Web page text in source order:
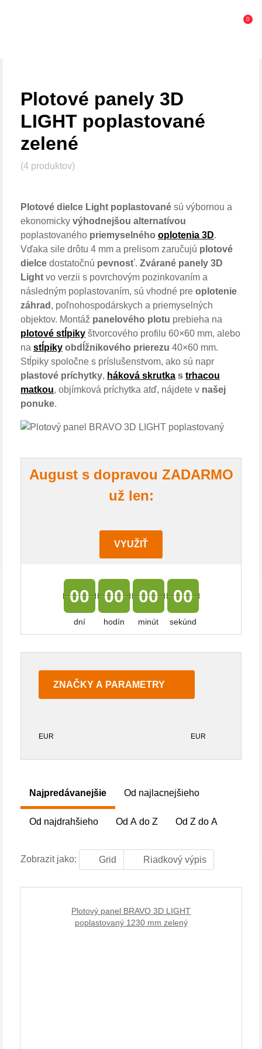
0
Plotové panely 3D
LIGHT poplastované
zelené
(4 produktov)
Plotové dielce Light poplastované sú výbornou a
ekonomicky výhodnejšou alternatívou
poplastovaného priemyselného oplotenia 3D.
Vďaka sile drôtu 4 mm a prelisom zaručujú plotové
dielce dostatočnú pevnosť. Zvárané panely 3D
Light vo verzii s povrchovým pozinkovaním a
následným poplastovaním, sú vhodné pre oplotenie
záhrad , poľnohospodárskych a priemyselných
objektov. Montáž panelového plotu prebieha na
plotové stĺpiky štvorcového profilu 60×60 mm, alebo
na stĺpiky obdĺžnikového prierezu 40×60 mm.
Stĺpiky spoločne s príslušenstvom, ako sú napr
plastové príchytky, háková skrutka s trhacou
matkou, objímková príchytka atď, nájdete v našej
ponuke.
August s dopravou ZADARMO
už len:
VYUŽIŤ
00
dní
00
hodín
00
minút
00
sekúnd
ZNAČKY A PARAMETRY
EUR EUR
Najpredávanejšie Od najlacnejšieho
Od najdrahšieho Od A do Z Od Z do A
Zobrazit jako: Grid Riadkový výpis
Plotový panel BRAVO 3D LIGHT
poplastovaný 1230 mm zelený